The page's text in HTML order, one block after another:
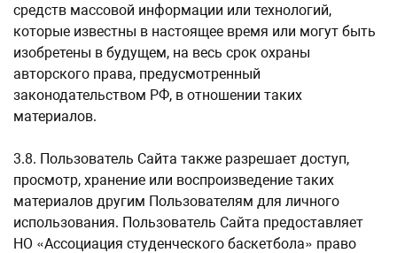
средств массовой информации или технологий,
которые известны в настоящее время или могут быть
изобретены в будущем, на весь срок охраны
авторского права, предусмотренный
законодательством РФ, в отношении таких
материалов.
3.8. Пользователь Сайта также разрешает доступ,
просмотр, хранение или воспроизведение таких
материалов другим Пользователям для личного
использования. Пользователь Сайта предоставляет
НО «Ассоциация студенческого баскетбола» право